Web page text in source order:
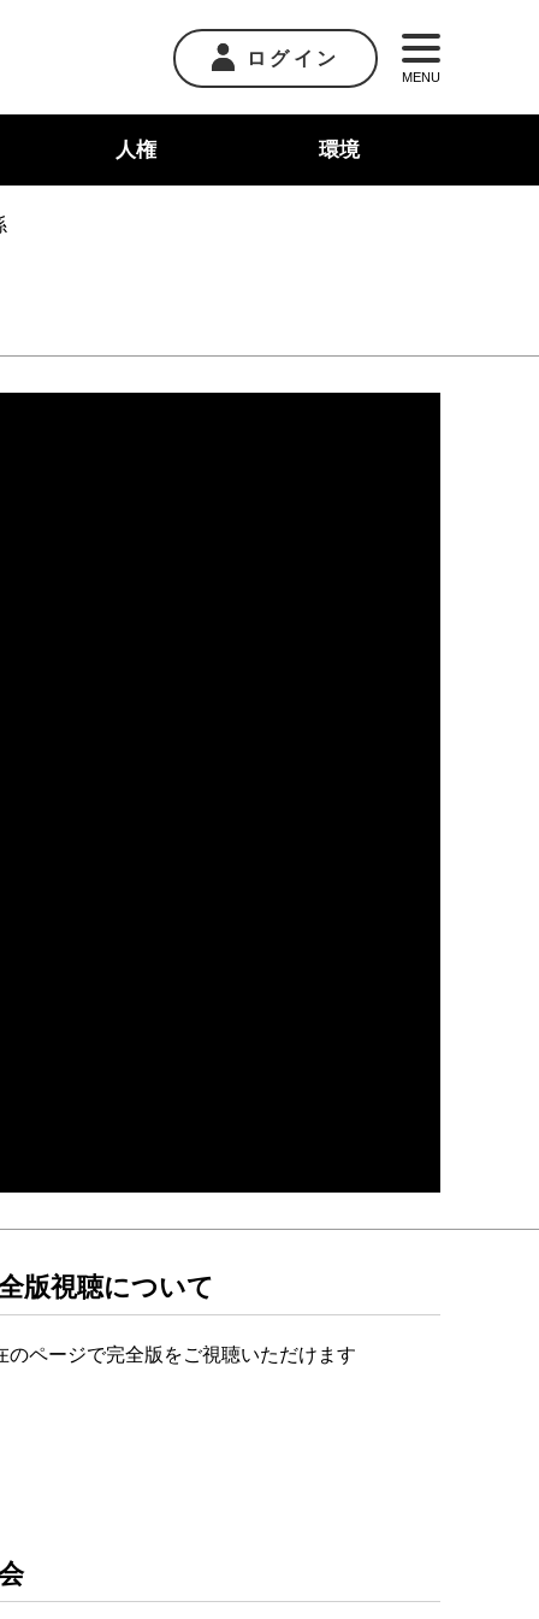
ログイン
MENU
人権 環境
版視聴について
のページで完全版をご視聴いただけます